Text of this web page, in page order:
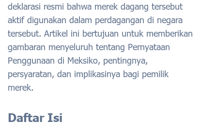
deklarasi resmi bahwa merek dagang tersebut
aktif digunakan dalam perdagangan di negara
tersebut. Artikel ini bertujuan untuk memberikan
gambaran menyeluruh tentang Pernyataan
Penggunaan di Meksiko, pentingnya,
persyaratan, dan implikasinya bagi pemilik
merek.
Daftar Isi